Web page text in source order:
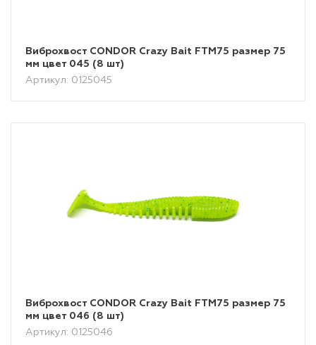
Виброхвост CONDOR Crazy Bait FTM75 размер 75
мм цвет 045 (8 шт)
Артикул: 0125045
Виброхвост CONDOR Crazy Bait FTM75 размер 75
мм цвет 046 (8 шт)
Артикул: 0125046